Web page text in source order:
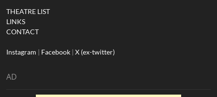
THEATRE LIST
LINKS
CONTACT
Instagram | Facebook |X (ex-twitter)
AD